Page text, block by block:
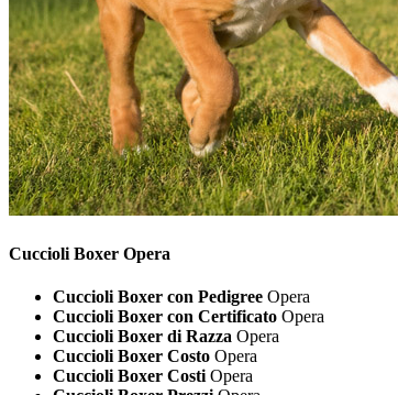
Cuccioli Boxer Opera
Cuccioli Boxer con Pedigree Opera
Cuccioli Boxer con Certificato Opera
Cuccioli Boxer di Razza Opera
Cuccioli Boxer Costo Opera
Cuccioli Boxer Costi Opera